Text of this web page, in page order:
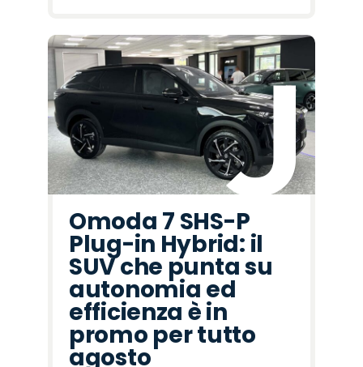
Omoda 7 SHS-P
Plug-in Hybrid: il
SUV che punta su
autonomia ed
efficienza è in
promo per tutto
agosto